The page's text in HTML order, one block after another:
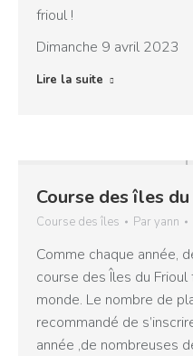
frioul !
Dimanche 9 avril 2023
Lire la suite
Course des îles
Course des îles Par yann
Comme chaque année,
course des Îles du
monde. Le nombre de
recommandé de
année ,de nombreuses